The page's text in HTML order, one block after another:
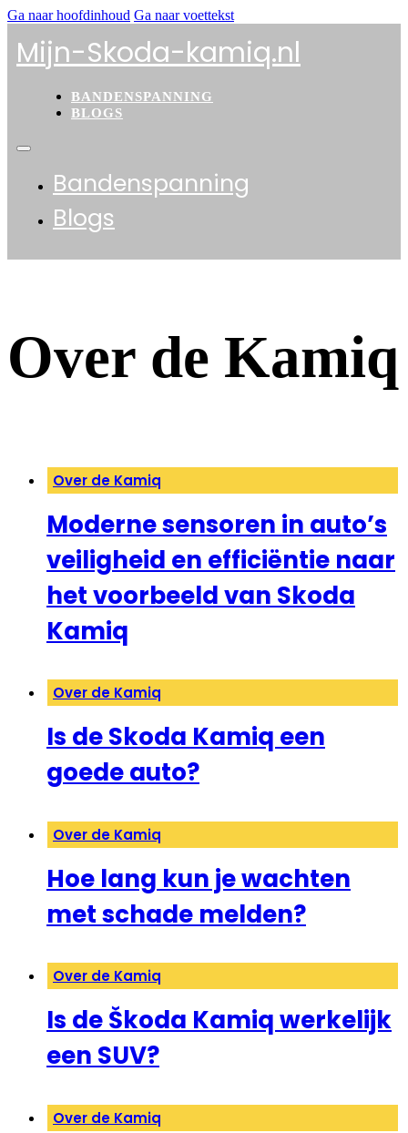
Ga naar hoofdinhoud Ga naar voettekst
Mijn-Skoda-kamiq.nl
BANDENSPANNING
BLOGS
Bandenspanning
Blogs
Over de Kamiq
Over de Kamiq
Moderne sensoren in auto’s
veiligheid en efficiëntie naar
het voorbeeld van Skoda
Kamiq
Over de Kamiq
Is de Skoda Kamiq een
goede auto?
Over de Kamiq
Hoe lang kun je wachten
met schade melden?
Over de Kamiq
Is de Škoda Kamiq werkelijk
een SUV?
Over de Kamiq